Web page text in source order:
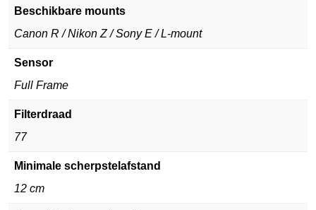
Beschikbare mounts
Canon R / Nikon Z / Sony E / L-mount
Sensor
Full Frame
Filterdraad
77
Minimale scherpstelafstand
12 cm